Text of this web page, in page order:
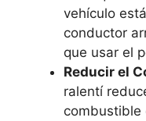
vehículo
conductor
que usar el
Reducir el
ralentí
combustible